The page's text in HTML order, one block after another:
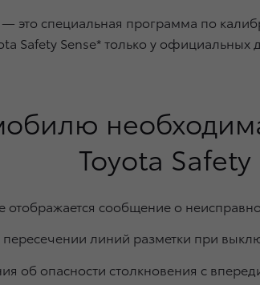
это специальная программа по
Safety Sense* только у официальных
Toyota
сообщение о
линий разметки при
об опасности столкновения с